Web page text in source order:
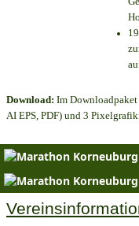
Download: Im Downloadpaket
AI EPS, PDF) und 3